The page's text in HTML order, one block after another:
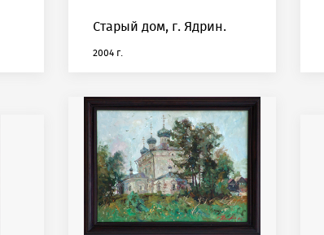
Старый дом, г. Ядрин.
2004 г.